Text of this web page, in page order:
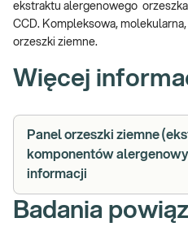
ekstraktu alergenowego orzeszka
CCD. Kompleksowa,
orzeszki ziemne.
Więcej
Panel orzeszki ziemne
komponentów
informacji
Badania